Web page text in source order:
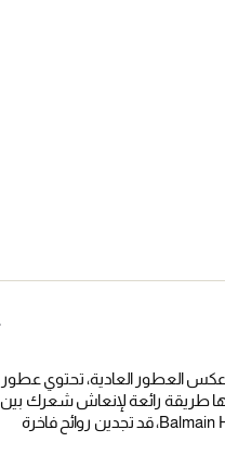
العطور العادية، تحتوي عطور
طريقة رائعة لإنعاش شعرك بين
الغسلات أو لإضافة لمسة نهائية لتسريحتك. بالنسبة لمنتجات معينة، مثل تلك من Balmain Hair Couture، قد تجدين روائح فاخرة